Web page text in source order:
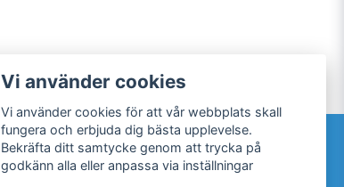
Sociala medier
Facebook
Vi använder cookies
Vi använder cookies för att vår webbplats skall
fungera och erbjuda dig bästa upplevelse.
Bekräfta ditt samtycke genom att trycka på
godkänn alla eller anpassa via inställningar